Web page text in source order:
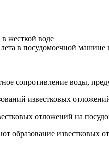
жесткой воде
в посудомоечной машине
сопротивление воды,
известковых
отложений на
образование известковых